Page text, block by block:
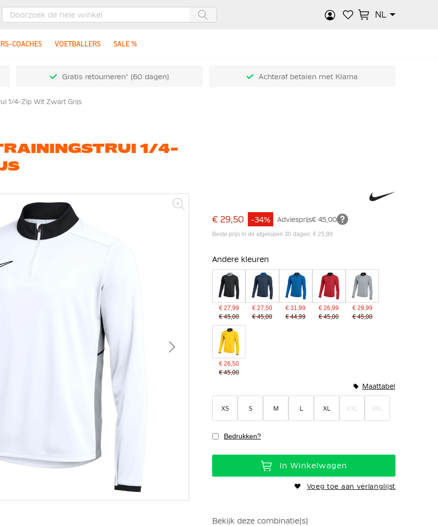
NL
COACHES VOETBALLERS SALE %
Gratis retourneren* (60 dagen) Achteraf betalen met Klarna
1/4-Zip Wit Zwart Grijs
1/4-
€ 29,50 Adviesprijs€ 45,00
-34%
Beste prijs in de afgelopen 30 dagen: € 25,99
Andere kleuren
€ 27,99
€ 45,00
€ 27,50
€ 45,00
€ 31,99
€ 44,99
€ 26,99
€ 45,00
€ 29,99
€ 45,00
€ 26,50
€ 45,00
XS S M L XL XXL 3XL
Maattabel
Bedrukken?
In Winkelwagen
Voeg toe aan verlanglijst
Bekijk deze combinatie(s)